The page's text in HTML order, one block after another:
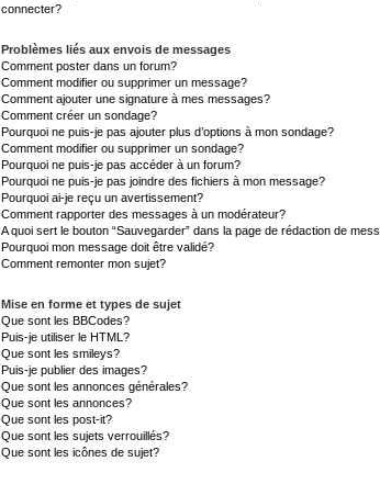
connecter?
Problèmes liés aux envois de messages
Comment poster dans un forum?
Comment modifier ou supprimer un message?
Comment ajouter une signature à mes messages?
Comment créer un sondage?
Pourquoi ne puis-je pas ajouter plus d’options à mon sondage?
Comment modifier ou supprimer un sondage?
Pourquoi ne puis-je pas accéder à un forum?
Pourquoi ne puis-je pas joindre des fichiers à mon message?
Pourquoi ai-je reçu un avertissement?
Comment rapporter des messages à un modérateur?
A quoi sert le bouton “Sauvegarder” dans la page de rédaction de
Pourquoi mon message doit être validé?
Comment remonter mon sujet?
Mise en forme et types de sujet
Que sont les BBCodes?
Puis-je utiliser le HTML?
Que sont les smileys?
Puis-je publier des images?
Que sont les annonces générales?
Que sont les annonces?
Que sont les post-it?
Que sont les sujets verrouillés?
Que sont les icônes de sujet?